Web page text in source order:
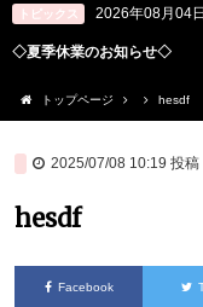
トピックス 2026年08月04日
◇夏季休業のお知らせ◇
トップページ hesdf
2025/07/08 10:19 投稿
hesdf
Facebook